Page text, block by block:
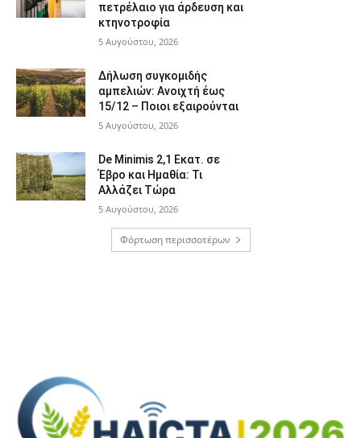
πετρέλαιο για άρδευση και
κτηνοτροφία
5 Αυγούστου, 2026
Δήλωση συγκομιδής
αμπελιών: Ανοιχτή έως
15/12 – Ποιοι εξαιρούνται
5 Αυγούστου, 2026
De Minimis 2,1 Εκατ. σε
Έβρο και Ημαθία: Τι
Αλλάζει Τώρα
5 Αυγούστου, 2026
Φόρτωση περισσοτέρων